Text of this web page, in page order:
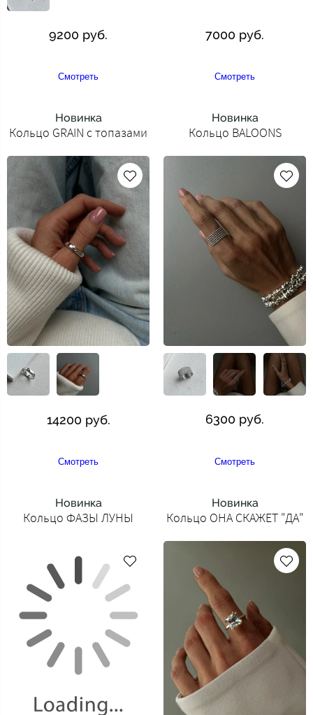
9200 руб.
Смотреть
7000 руб.
Смотреть
Новинка
Кольцо GRAIN с топазами
14200 руб.
Смотреть
Новинка
Кольцо BALOONS
6300 руб.
Смотреть
Новинка
Кольцо ФАЗЫ ЛУНЫ
Новинка
Кольцо ОНА СКАЖЕТ "ДА"